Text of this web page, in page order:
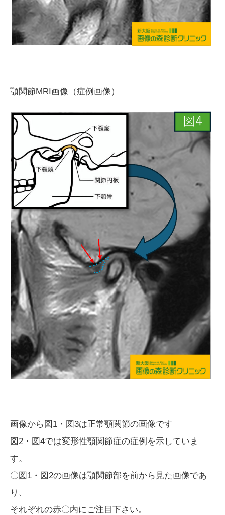
顎関節MRI画像（症例画像）
画像から図1・図3は正常顎関節の画像です
図2・図4では変形性顎関節症の症例を示していま
す。
〇図1・図2の画像は顎関節部を前から見た画像であ
り、
それぞれの赤〇内にご注目下さい。